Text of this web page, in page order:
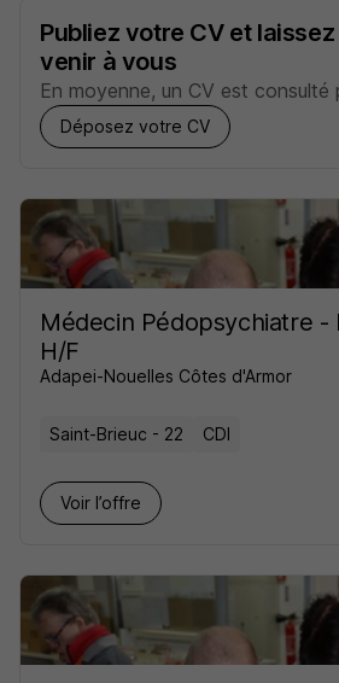
Publiez votre CV et
venir à vous
En moyenne, un CV est consulté
Déposez votre CV
Médecin Pédopsychiatre -
H/F
Adapei-Nouelles Côtes d'Armor
Saint-Brieuc - 22 CDI
Voir l’offre